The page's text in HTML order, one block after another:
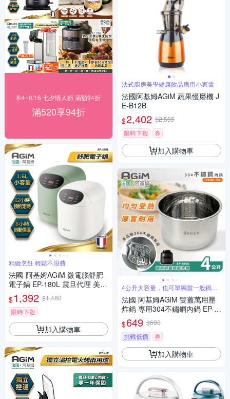
8/4~8/16 七夕情人節 滿額94折
滿520享94折
精緻烹飪 輕鬆不浪費
法國-阿基姆AGiM 微電腦舒肥
電子鍋 EP-180L 震旦代理 美食
鍋 萬用鍋
$1,392 $1,480
限時下殺
加入購物車
法式廚房美學健康飲品應用小家電
法國阿基姆AGiM 蔬果慢磨機 J
E-B12B
$2,402 $2,555
限時下殺
券
加入購物車
4公升大容量，也可單獨當一般鍋具
使用
法國 阿基姆AGiM 雙蓋萬用壓
炸鍋 專用304不鏽鋼內鍋 EP-6
80L-304
$649 $690
挑戰低價
券
加入購物車